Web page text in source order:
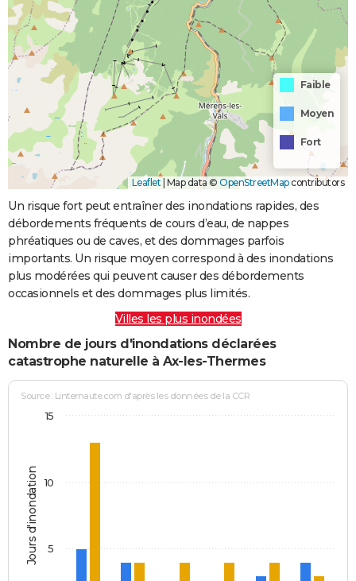
Faible
Moyen
Fort
Leaflet | Map data © OpenStreetMapcontributors
Un risque fort peut entraîner des inondations rapides, des
débordements fréquents de cours d’eau, de nappes
phréatiques ou de caves, et des dommages parfois
importants. Un risque moyen correspond à des inondations
plus modérées qui peuvent causer des débordements
occasionnels et des dommages plus limités.
Villes les plus inondées
Nombre de jours d'inondations déclarées
catastrophe naturelle à Ax-les-Thermes
Jours d'inondation
Source : Linternaute.com d'après les données de la CCR
5
10
15